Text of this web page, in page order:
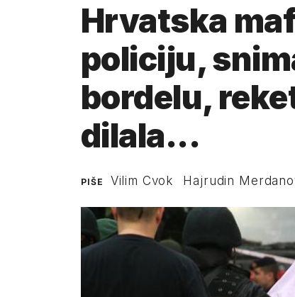
Hrvatska
policiju,
bordelu,
dilala...
PIŠE Vilim Cvok Hajrudin